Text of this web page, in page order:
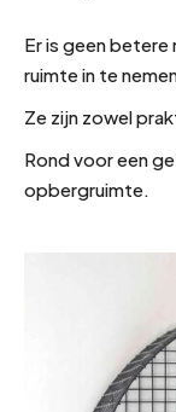
Er is geen betere
ruimte in te
Ze zijn zowel
Rond voor een
opbergruimte.